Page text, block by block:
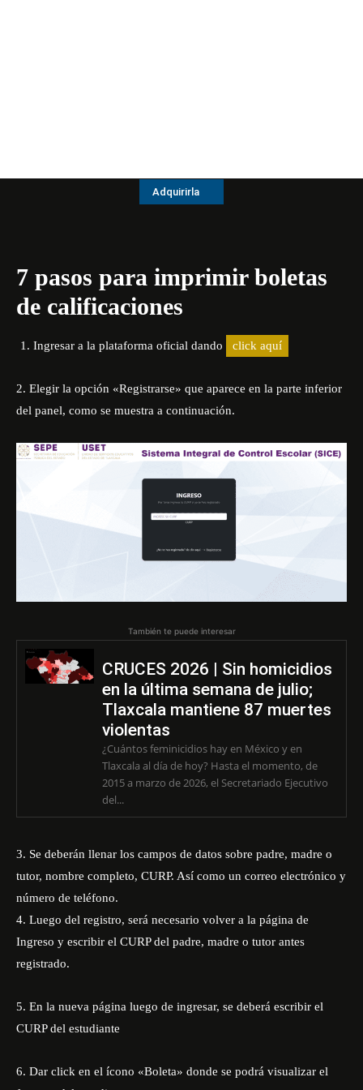
Adquirirla
7 pasos para imprimir boletas
de calificaciones
Ingresar a la plataforma oficial dando click aquí
2. Elegir la opción «Registrarse» que aparece en la parte inferior
del panel, como se muestra a continuación.
También te puede interesar
CRUCES 2026 | Sin homicidios
en la última semana de julio;
Tlaxcala mantiene 87 muertes
violentas
¿Cuántos feminicidios hay en México y en
Tlaxcala al día de hoy? Hasta el momento, de
2015 a marzo de 2026, el Secretariado Ejecutivo
del...
3. Se deberán llenar los campos de datos sobre padre, madre o
tutor, nombre completo, CURP. Así como un correo electrónico y
número de teléfono.
4. Luego del registro, será necesario volver a la página de
Ingreso y escribir el CURP del padre, madre o tutor antes
registrado.
5. En la nueva página luego de ingresar, se deberá escribir el
CURP del estudiante
6. Dar click en el ícono «Boleta» donde se podrá visualizar el